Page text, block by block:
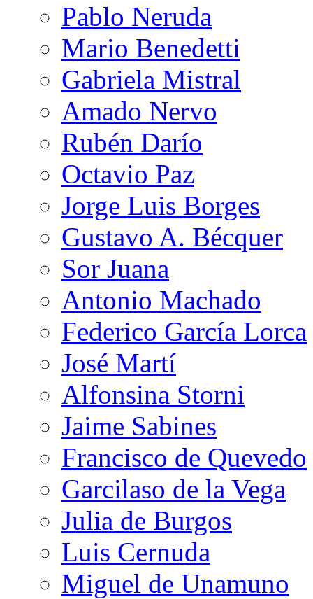
Pablo Neruda
Mario Benedetti
Gabriela Mistral
Amado Nervo
Rubén Darío
Octavio Paz
Jorge Luis Borges
Gustavo A. Bécquer
Sor Juana
Antonio Machado
Federico García Lorca
José Martí
Alfonsina Storni
Jaime Sabines
Francisco de Quevedo
Garcilaso de la Vega
Julia de Burgos
Luis Cernuda
Miguel de Unamuno